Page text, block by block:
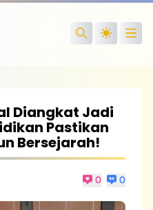
Search
Diangkat Jadi
Pastikan
Bersejarah!
0 0